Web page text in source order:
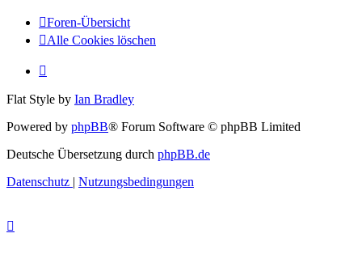
Foren-Übersicht
Alle Cookies löschen
Flat Style by Ian Bradley
Powered by phpBB® Forum Software © phpBB Limited
Deutsche Übersetzung durch phpBB.de
Datenschutz | Nutzungsbedingungen